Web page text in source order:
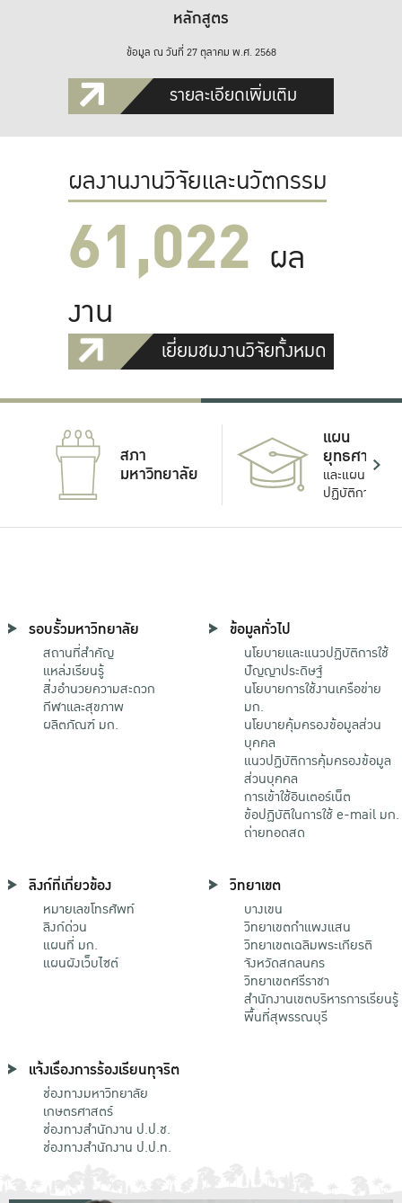
หลักสูตร
ข้อมูล ณ วันที่ 27 ตุลาคม พ.ศ. 2568
รายละเอียดเพิ่มเติม
ผลงานงานวิจัยและนวัตกรรม
61,022 ผล
งาน
เยี่ยมชมงานวิจัยทั้งหมด
สภา
มหาวิทยาลัย
แผน
ยุทธศาสตร์
และแผน
ปฏิบัติการ
รอบรั้วมหาวิทยาลัย
สถานที่สำคัญ
แหล่งเรียนรู้
สิ่งอำนวยความสะดวก
กีฬาและสุขภาพ
ผลิตภัณฑ์ มก.
ข้อมูลทั่วไป
นโยบายและแนวปฏิบัติการใช้
ปัญญาประดิษฐ์
นโยบายการใช้งานเครือข่าย
มก.
นโยบายคุ้มครองข้อมูลส่วน
บุคคล
แนวปฏิบัติการคุ้มครองข้อมูล
ส่วนบุคคล
การเข้าใช้อินเตอร์เน็ต
ข้อปฏิบัติในการใช้ e-mail มก.
ถ่ายทอดสด
ลิงก์ที่เกี่ยวข้อง
หมายเลขโทรศัพท์
ลิงก์ด่วน
แผนที่ มก.
แผนผังเว็บไซต์
วิทยาเขต
บางเขน
วิทยาเขตกําแพงแสน
วิทยาเขตเฉลิมพระเกียรติ
จังหวัดสกลนคร
วิทยาเขตศรีราชา
สำนักงานเขตบริหารการเรียนรู้
พื้นที่สุพรรณบุรี
แจ้งเรื่องการร้องเรียนทุจริต
ช่องทางมหาวิทยาลัย
เกษตรศาสตร์
ช่องทางสำนักงาน ป.ป.ช.
ช่องทางสำนักงาน ป.ป.ท.